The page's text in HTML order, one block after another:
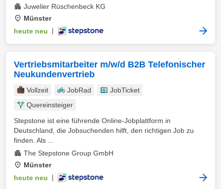
Juwelier Rüschenbeck KG
Münster
heute neu
Vertriebsmitarbeiter m/w/d B2B Telefonischer
Neukundenvertrieb
Vollzeit JobRad
JobTicket
Quereinsteiger
Stepstone ist eine führende Online-Jobplattform in
Deutschland, die Jobsuchenden hilft, den richtigen Job zu
finden. Als ...
The Stepstone Group GmbH
Münster
heute neu